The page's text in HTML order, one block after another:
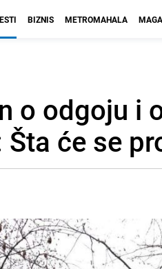
BIZNIS METROMAHALA
o odgoju i
će se